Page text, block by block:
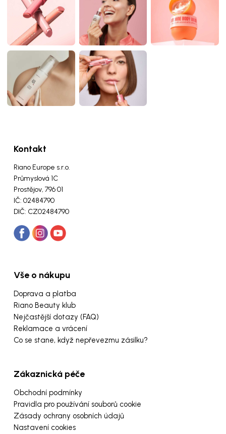
Kontakt
Riano Europe s.r.o.
Průmyslová 1C
Prostějov, 796 01
IČ: 02484790
DIČ: CZ02484790
Vše o nákupu
Doprava a platba
Riano Beauty klub
Nejčastější dotazy (FAQ)
Reklamace a vrácení
Co se stane, když nepřevezmu zásilku?
Zákaznická péče
Obchodní podmínky
Pravidla pro používání souborů cookie
Zásady ochrany osobních údajů
Nastavení cookies